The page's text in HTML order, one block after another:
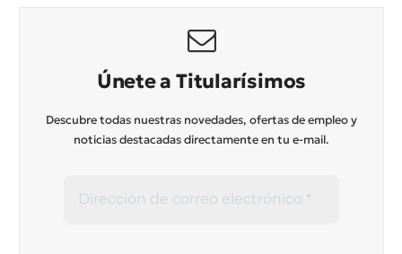
Únete a Titularísimos
Descubre todas nuestras novedades, ofertas de empleo y
noticias destacadas directamente en tu e-mail.